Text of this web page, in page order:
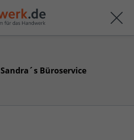
Sandra´s Büroservice